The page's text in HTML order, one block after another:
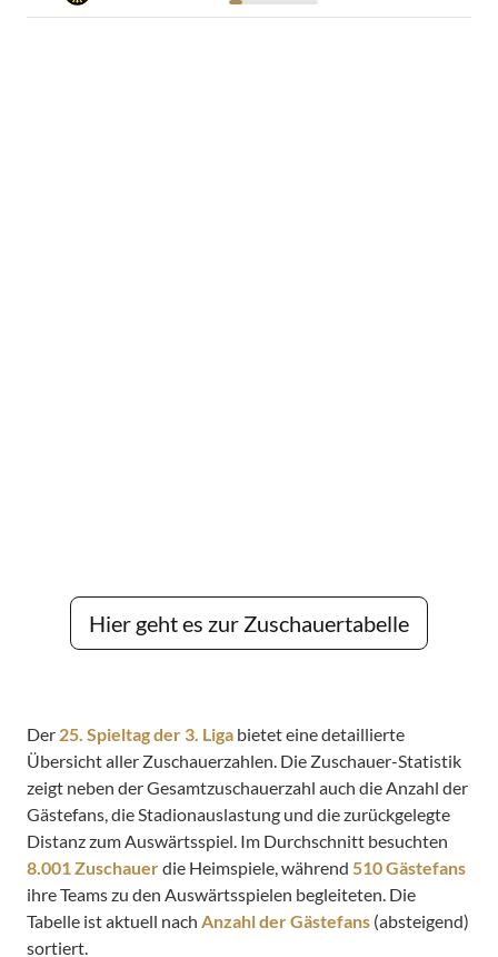
Hier geht es zur Zuschauertabelle
Der 25. Spieltag der 3. Liga bietet eine detaillierte
Übersicht aller Zuschauerzahlen. Die Zuschauer-Statistik
zeigt neben der Gesamtzuschauerzahl auch die Anzahl der
Gästefans, die Stadionauslastung und die zurückgelegte
Distanz zum Auswärtsspiel. Im Durchschnitt besuchten
8.001 Zuschauerdie Heimspiele, während 510 Gästefans
ihre Teams zu den Auswärtsspielen begleiteten. Die
Tabelle ist aktuell nach Anzahl der Gästefans (absteigend)
sortiert.